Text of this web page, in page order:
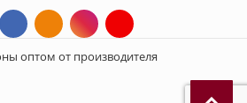
оптом от производителя